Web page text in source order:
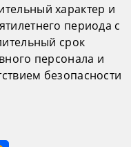
характер и
периода с
срок
персонала и
безопасности